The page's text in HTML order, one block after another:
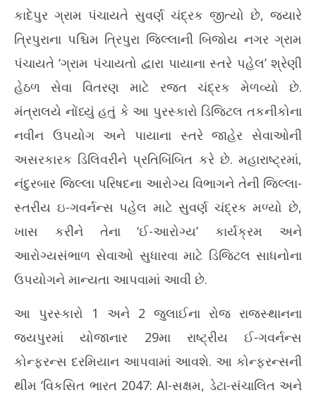
કાદેપુર ગ્રામ પંચાયતે સુવર્ણ ચંદ્રક જીત્યો છે, જ્યારે
ત્રિપુરાના પશ્ચિમ ત્રિપુરા જિલ્લાની બિજોય નગર ગ્રામ
પંચાયતે ‘ગ્રામ પંચાયતો દ્વારા પાયાના સ્તરે પહેલ’ શ્રેણી
હેઠળ સેવા વિતરણ માટે રજત ચંદ્રક મેળવ્યો છે.
મંત્રાલયે નોંધ્યું હતું કે આ પુરસ્કારો ડિજિટલ તકનીકોના
નવીન ઉપયોગ અને પાયાના સ્તરે જાહેર સેવાઓની
અસરકારક ડિલિવરીને પ્રતિબિંબિત કરે છે. મહારાષ્ટ્રમાં,
નંદુરબાર જિલ્લા પરિષદના આરોગ્ય વિભાગને તેની જિલ્લા-
સ્તરીય ઇ-ગવર્નન્સ પહેલ માટે સુવર્ણ ચંદ્રક મળ્યો છે,
ખાસ કરીને તેના ‘ઈ-આરોગ્ય’ કાર્યક્રમ અને
આરોગ્યસંભાળ સેવાઓ સુધારવા માટે ડિજિટલ સાધનોના
ઉપયોગને માન્યતા આપવામાં આવી છે.
આ પુરસ્કારો 1 અને 2 જુલાઈના રોજ રાજસ્થાનના
જયપુરમાં યોજાનાર 29મા રાષ્ટ્રીય ઈ-ગવર્નન્સ
કોન્ફરન્સ દરમિયાન આપવામાં આવશે. આ કોન્ફરન્સની
થીમ ‘વિકસિત ભારત 2047: AI-સક્ષમ, ડેટા-સંચાલિત અને